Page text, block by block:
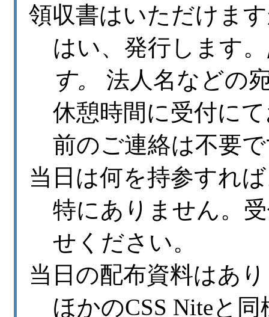
領収書はいただけま
はい、発行します。
す。
法人名などの
休憩時間に受付に
前のご連絡は不要
当日は何を持参すれ
特にありません。
せください。
当日の配布資料はあ
ほかのCSS Niteと